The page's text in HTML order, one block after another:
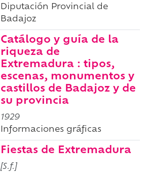
Diputación Provincial de
Badajoz
Catálogo y guía de la
riqueza de
Extremadura : tipos,
escenas, monumentos y
castillos de Badajoz y de
su provincia
1929
Informaciones gráficas
Fiestas de Extremadura
[S.f.]